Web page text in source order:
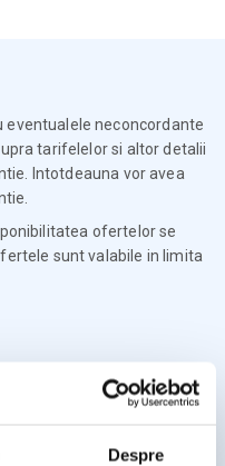
Despre
eventualele neconcordante
tarifelelor si altor detalii
Intotdeauna vor avea
ofertelor se
sunt valabile in limita
sub Licenta de Turism nr.
la Omniasig cu Polita